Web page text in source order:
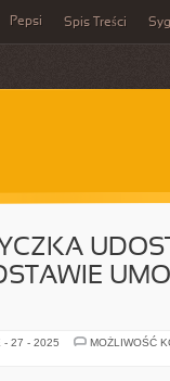
Pepsi Spis Treści
- 27 - 2025
MOŻLIWOŚĆ